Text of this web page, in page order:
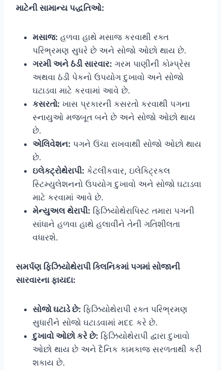
માટેની સામાન્ય પદ્ધતિઓ:
મસાજ: હળવા હાથે મસાજ કરવાથી રક્ત
પરિભ્રમણ સુધરે છે અને સોજો ઓછો થાય છે.
ગરમી અને ઠંડી સારવાર: ગરમ પાણીની કોમ્પ્રેસ
અથવા ઠંડી પેકનો ઉપયોગ દુખાવો અને સોજો
ઘટાડવા માટે કરવામાં આવે છે.
કસરતો: ખાસ પ્રકારની કસરતો કરવાથી પગના
સ્નાયુઓ મજબૂત બને છે અને સોજો ઓછો થાય
છે.
એલિવેશન: પગને ઉંચા રાખવાથી સોજો ઓછો થાય
છે.
ઇલેક્ટ્રોથેરાપી: કેટલીકવાર, ઇલેક્ટ્રિકલ
સ્ટિમ્યુલેશનનો ઉપયોગ દુખાવો અને સોજો ઘટાડવા
માટે કરવામાં આવે છે.
મેન્યુઅલ થેરાપી: ફિઝિયોથેરાપિસ્ટ તમારા પગની
સાંધાને હળવા હાથે હલાવીને તેની ગતિશીલતા
વધારશે.
સમર્પણ ફિઝિયોથેરાપી ક્લિનિકમાં પગમાં સોજાની
સારવારના ફાયદા:
સોજો ઘટાડે છે: ફિઝિયોથેરાપી રક્ત પરિભ્રમણ
સુધારીને સોજો ઘટાડવામાં મદદ કરે છે.
દુખાવો ઓછો કરે છે: ફિઝિયોથેરાપી દ્વારા દુખાવો
ઓછો થાય છે અને દૈનિક કામકાજ સરળતાથી કરી
શકાય છે.